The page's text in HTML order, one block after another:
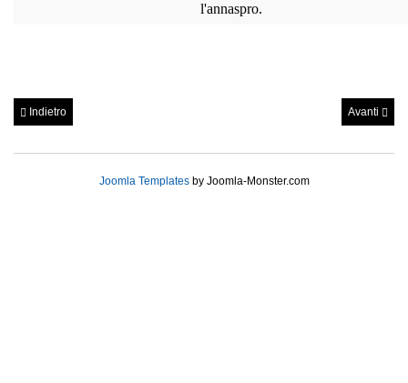
l'annaspro.
Indietro Avanti
Joomla Templatesby Joomla-Monster.com